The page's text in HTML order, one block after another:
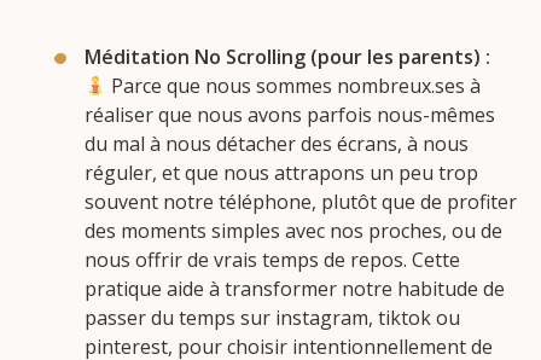
Méditation No Scrolling (pour les parents) :
Parce que nous sommes nombreux.ses à
réaliser que nous avons parfois nous-mêmes
du mal à nous détacher des écrans, à nous
réguler, et que nous attrapons un peu trop
souvent notre téléphone, plutôt que de profiter
des moments simples avec nos proches, ou de
nous offrir de vrais temps de repos. Cette
pratique aide à transformer notre habitude de
passer du temps sur instagram, tiktok ou
pinterest, pour choisir intentionnellement de